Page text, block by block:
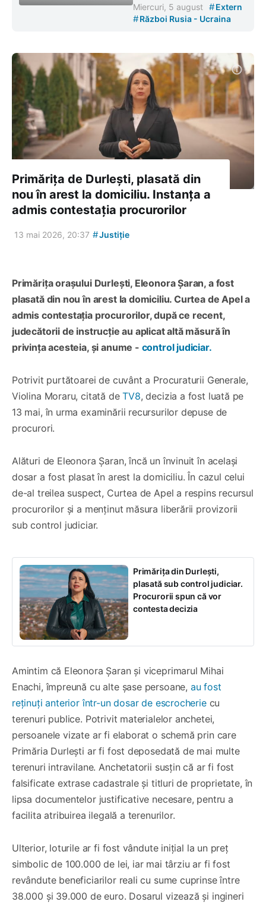
Miercuri, 5 august #Extern
#Război Rusia - Ucraina
Primărița de Durlești, plasată din
nou în arest la domiciliu. Instanța a
admis contestația procurorilor
13 mai 2026, 20:37 #Justiție
Primărița orașului Durlești, Eleonora Șaran, a fost
plasată din nou în arest la domiciliu. Curtea de Apel a
admis contestația procurorilor, după ce recent,
judecătorii de instrucție au aplicat altă măsură în
privința acesteia, și anume - control judiciar.
Potrivit purtătoarei de cuvânt a Procuraturii Generale,
Violina Moraru, citată deTV8, decizia a fost luată pe
13 mai, în urma examinării recursurilor depuse de
procurori.
Alături de Eleonora Șaran, încă un învinuit în același
dosar a fost plasat în arest la domiciliu. În cazul celui
de-al treilea suspect, Curtea de Apel a respins recursul
procurorilor și a menținut măsura liberării provizorii
sub control judiciar.
Primărița din Durlești,
plasată sub control judiciar.
Procurorii spun că vor
contesta decizia
Amintim că Eleonora Șaran și viceprimarul Mihai
Enachi, împreună cu alte șase persoane, au fost
reținuți anterior într-un dosar de escrocheriecu
terenuri publice. Potrivit materialelor anchetei,
persoanele vizate ar fi elaborat o schemă prin care
Primăria Durlești ar fi fost deposedată de mai multe
terenuri intravilane. Anchetatorii susțin că ar fi fost
falsificate extrase cadastrale și titluri de proprietate, în
lipsa documentelor justificative necesare, pentru a
facilita atribuirea ilegală a terenurilor.
Ulterior, loturile ar fi fost vândute inițial la un preț
simbolic de 100.000 de lei, iar mai târziu ar fi fost
revândute beneficiarilor reali cu sume cuprinse între
38.000 și 39.000 de euro. Dosarul vizează și ingineri